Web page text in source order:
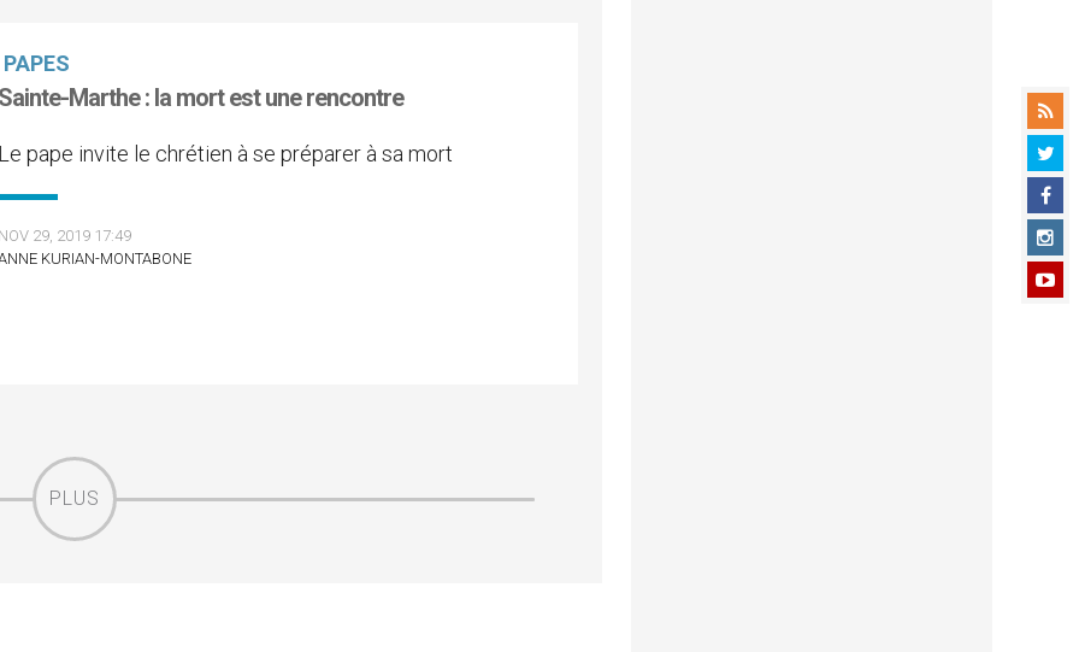
PAPES
Sainte-Marthe : la mort est une rencontre
Le pape invite le chrétien à se préparer à sa mort
NOV 29, 2019 17:49
KURIAN-MONTABONE
PLUS